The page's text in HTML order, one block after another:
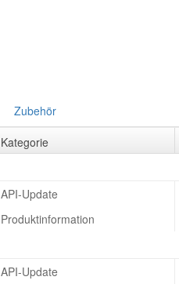
Zubehör
Kategorie
API-Update
Produktinformation
API-Update